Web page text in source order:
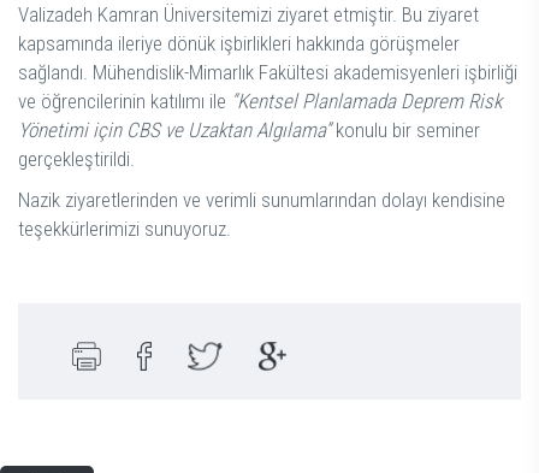
Valizadeh Kamran Üniversitemizi ziyaret etmiştir. Bu ziyaret
kapsamında ileriye dönük işbirlikleri hakkında görüşmeler
sağlandı. Mühendislik-Mimarlık Fakültesi akademisyenleri işbirliği
ve öğrencilerinin katılımı ile “Kentsel Planlamada Deprem Risk
Yönetimi için CBS ve Uzaktan Algılama”konulu bir seminer
gerçekleştirildi.
Nazik ziyaretlerinden ve verimli sunumlarından dolayı kendisine
teşekkürlerimizi sunuyoruz.